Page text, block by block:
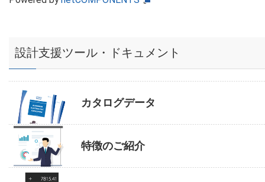
設計支援ツール・ドキュメント
カタログデータ
特徴のご紹介